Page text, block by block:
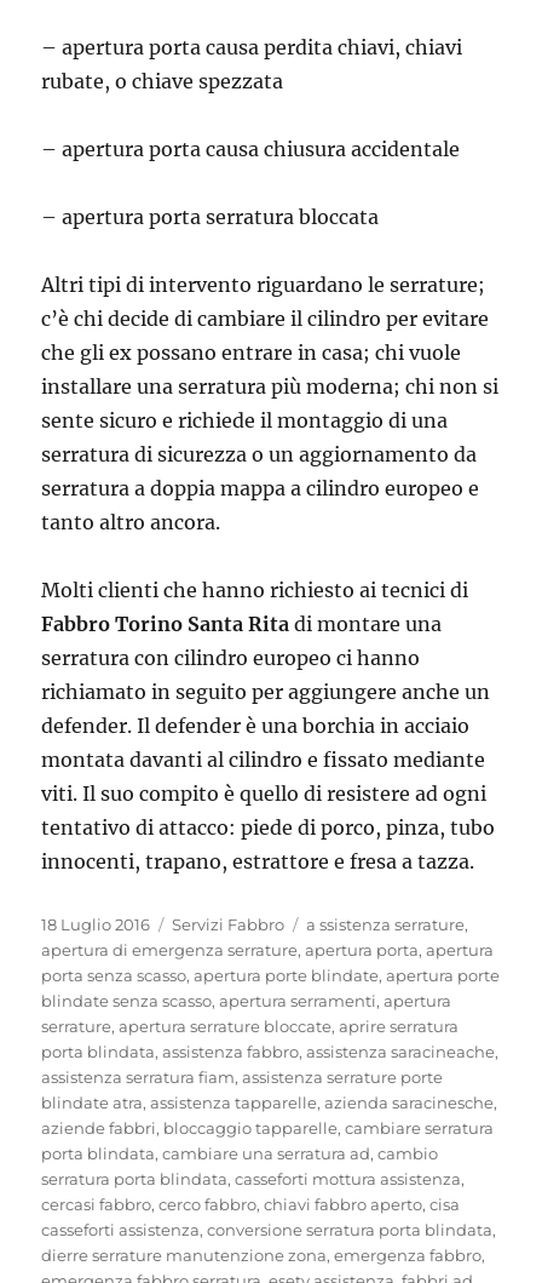
– apertura porta causa perdita chiavi, chiavi
rubate, o chiave spezzata
– apertura porta causa chiusura accidentale
– apertura porta serratura bloccata
Altri tipi di intervento riguardano le serrature;
c’è chi decide di cambiare il cilindro per evitare
che gli ex possano entrare in casa; chi vuole
installare una serratura più moderna; chi non si
sente sicuro e richiede il montaggio di una
serratura di sicurezza o un aggiornamento da
serratura a doppia mappa a cilindro europeo e
tanto altro ancora.
Molti clienti che hanno richiesto ai tecnici di
Fabbro Torino Santa Rita di montare una
serratura con cilindro europeo ci hanno
richiamato in seguito per aggiungere anche un
defender. Il defender è una borchia in acciaio
montata davanti al cilindro e fissato mediante
viti. Il suo compito è quello di resistere ad ogni
tentativo di attacco: piede di porco, pinza, tubo
innocenti, trapano, estrattore e fresa a tazza.
Pubblicato
il
18 Luglio 2016 Categorie
Servizi Fabbro Tag
a ssistenza serrature,
apertura di emergenza serrature,apertura porta,apertura
porta senza scasso,apertura porte blindate,apertura porte
blindate senza scasso,apertura serramenti,apertura
serrature,apertura serrature bloccate,aprire serratura
porta blindata,assistenza fabbro,assistenza saracineache,
assistenza serratura fiam,assistenza serrature porte
blindate atra,assistenza tapparelle,azienda saracinesche,
aziende fabbri, bloccaggio tapparelle,cambiare serratura
porta blindata,cambiare una serratura ad,cambio
serratura porta blindata,casseforti mottura assistenza,
cercasi fabbro,cerco fabbro,chiavi fabbro aperto,cisa
casseforti assistenza,conversione serratura porta blindata,
dierre serrature manutenzione zona,emergenza fabbro,